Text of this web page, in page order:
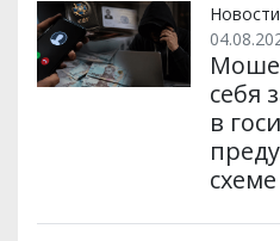
себя
в
схеме